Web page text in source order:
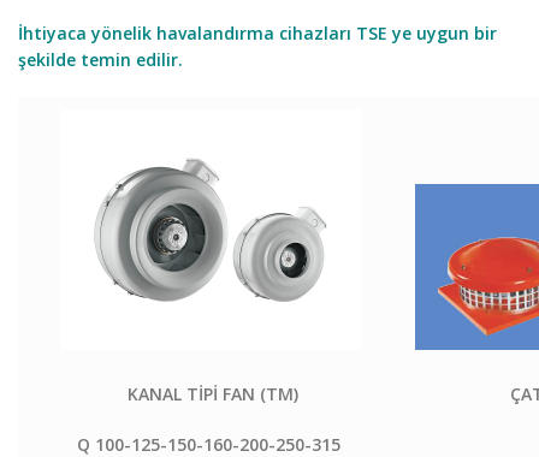
İhtiyaca yönelik havalandırma cihazları TSE ye uygun bir
şekilde temin edilir.
KANAL TİPİ FAN (TM)
Q 100-125-150-160-200-250-315